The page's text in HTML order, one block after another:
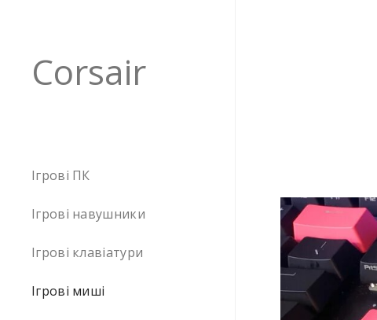
Corsair
Ігрові ПК
Ігрові навушники
Ігрові клавіатури
Ігрові миші